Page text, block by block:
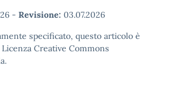
- Revisione: 03.07.2026
specificato, questo articolo è
Creative Commons